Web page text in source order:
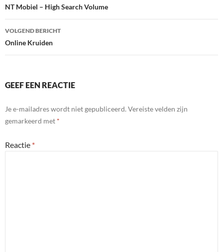
navigatie
NT Mobiel – High Search Volume
VOLGEND BERICHT
Online Kruiden
GEEF EEN REACTIE
Je e-mailadres wordt niet gepubliceerd. Vereiste velden zijn
gemarkeerd met *
Reactie *